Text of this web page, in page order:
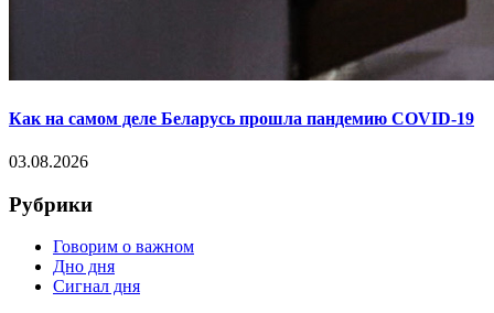
Как на самом деле Беларусь прошла пандемию COVID-19
03.08.2026
Рубрики
Говорим о важном
Дно дня
Сигнал дня